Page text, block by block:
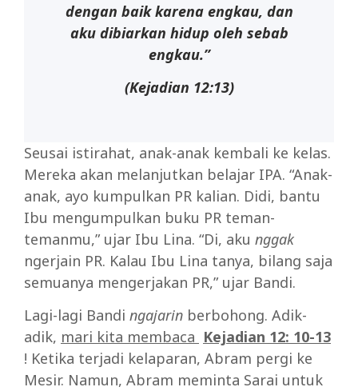
dengan baik karena engkau, dan
aku dibiarkan hidup oleh sebab
engkau.”
(Kejadian 12:13)
Seusai istirahat, anak-anak kembali ke kelas.
Mereka akan melanjutkan belajar IPA. “Anak-
anak, ayo kumpulkan PR kalian. Didi, bantu
Ibu mengumpulkan buku PR teman-
temanmu,” ujar Ibu Lina. “Di, aku nggak
ngerjain PR. Kalau Ibu Lina tanya, bilang saja
semuanya mengerjakan PR,” ujar Bandi.
Lagi-lagi Bandi ngajarin berbohong. Adik-
adik, mari kita membaca Kejadian 12: 10-13
! Ketika terjadi kelaparan, Abram pergi ke
Mesir. Namun, Abram meminta Sarai untuk